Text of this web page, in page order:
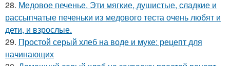
28. Медовое печенье. Эти мягкие, душистые, сладкие и
рассыпчатые печеньки из медового теста очень любят и
дети, и взрослые.
29. Простой серый хлеб на воде и муке: рецепт для
начинающих